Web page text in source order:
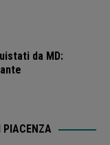
da MD:
PIACENZA